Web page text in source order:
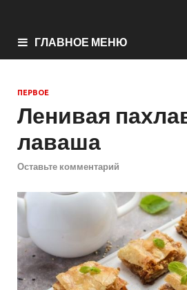
ГЛАВНОЕ МЕНЮ
ПЕРВОЕ
Ленивая
лаваша
Оставьте комментарий